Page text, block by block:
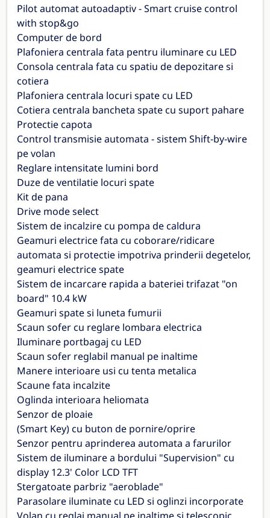
Pilot automat autoadaptiv - Smart cruise control
with stop&go
Computer de bord
Plafoniera centrala fata pentru iluminare cu LED
Consola centrala fata cu spatiu de depozitare si
cotiera
Plafoniera centrala locuri spate cu LED
Cotiera centrala bancheta spate cu suport pahare
Protectie capota
Control transmisie automata - sistem Shift-by-wire
pe volan
Reglare intensitate lumini bord
Duze de ventilatie locuri spate
Kit de pana
Drive mode select
Sistem de incalzire cu pompa de caldura
Geamuri electrice fata cu coborare/ridicare
automata si protectie impotriva prinderii degetelor,
geamuri electrice spate
Sistem de incarcare rapida a bateriei trifazat "on
board" 10.4 kW
Geamuri spate si luneta fumurii
Scaun sofer cu reglare lombara electrica
Iluminare portbagaj cu LED
Scaun sofer reglabil manual pe inaltime
Manere interioare usi cu tenta metalica
Scaune fata incalzite
Oglinda interioara heliomata
Senzor de ploaie
(Smart Key) cu buton de pornire/oprire
Senzor pentru aprinderea automata a farurilor
Sistem de iluminare a bordului "Supervision" cu
display 12.3' Color LCD TFT
Stergatoate parbriz "aeroblade"
Parasolare iluminate cu LED si oglinzi incorporate